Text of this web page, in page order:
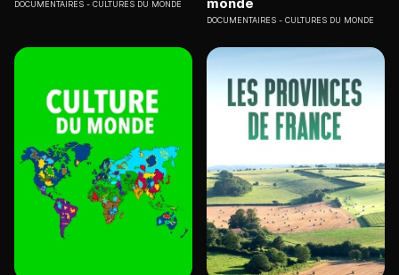
DOCUMENTAIRES CULTURES DU MONDE
DOCUMENTAIRES CULTURES DU MONDE